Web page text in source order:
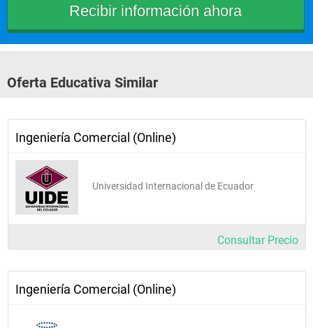
Oferta Educativa Similar
Ingeniería Comercial (Online)
Universidad Internacional de Ecuador
Consultar Precio
Ingeniería Comercial (Online)